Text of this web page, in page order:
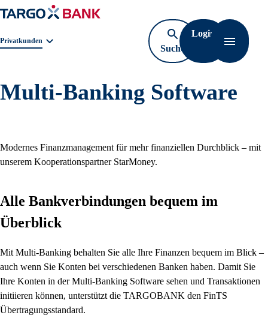
Geschäftsbereichnavigation. Aktuelle Auswahl:
Privatkunden
Suche
öffnen
Login
Multi-Banking Software
Modernes Finanzmanagement für mehr finanziellen Durchblick – mit
unserem Kooperationspartner StarMoney.
Alle Bankverbindungen bequem im
Überblick
Mit Multi-Banking behalten Sie alle Ihre Finanzen bequem im Blick –
auch wenn Sie Konten bei verschiedenen Banken haben. Damit Sie
Ihre Konten in der Multi-Banking Software sehen und Transaktionen
initiieren können, unterstützt die TARGOBANK den FinTS
Übertragungsstandard.